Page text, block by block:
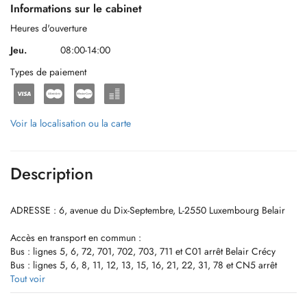
Informations sur le cabinet
Heures d'ouverture
Jeu.
08:00-14:00
Types de paiement
Voir la localisation ou la carte
Description
ADRESSE : 6, avenue du Dix-Septembre, L-2550 Luxembourg Belair
Accès en transport en commun :
Bus : lignes 5, 6, 72, 701, 702, 703, 711 et C01 arrêt Belair Crécy
Bus : lignes 5, 6, 8, 11, 12, 13, 15, 16, 21, 22, 31, 78 et CN5 arrêt
Belair Wampach
Tram : arrêt Hamilius, à 10 minutes à pied
Tout voir